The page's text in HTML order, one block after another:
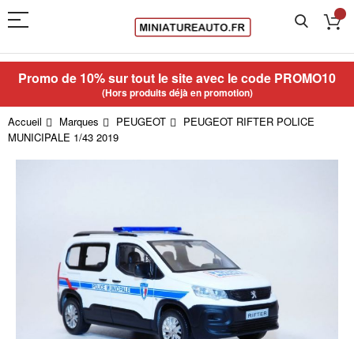
Promo de 10% sur tout le site avec le code PROMO10
(Hors produits déjà en promotion)
Accueil Marques PEUGEOT
PEUGEOT RIFTER POLICE
MUNICIPALE 1/43 2019